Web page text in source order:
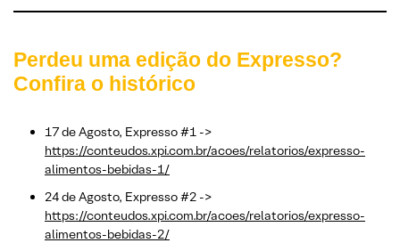
Perdeu uma edição do Expresso?
Confira o histórico
17 de Agosto, Expresso #1 ->
https://conteudos.xpi.com.br/acoes/relatorios/expresso-
alimentos-bebidas-1/
24 de Agosto, Expresso #2 ->
https://conteudos.xpi.com.br/acoes/relatorios/expresso-
alimentos-bebidas-2/